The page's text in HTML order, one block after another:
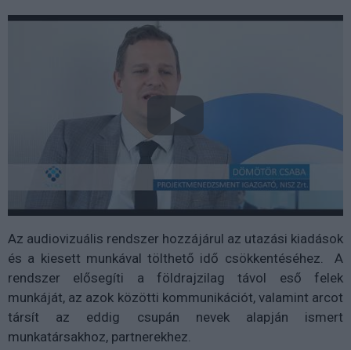
Az audiovizuális rendszer hozzájárul az utazási kiadások
és a kiesett munkával tölthető idő csökkentéséhez. A
rendszer elősegíti a földrajzilag távol eső felek
munkáját, az azok közötti kommunikációt, valamint arcot
társít az eddig csupán nevek alapján ismert
munkatársakhoz, partnerekhez.